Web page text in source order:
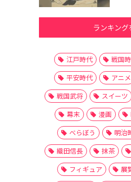
ランキング
江戸時代 戦国
平安時代
アニメ
戦国武将
スイーツ
幕末
漫画
べらぼう
明治
織田信長
抹茶
フィギュア
展